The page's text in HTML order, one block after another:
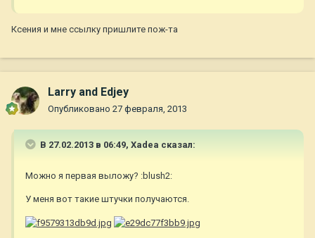
Ксения и мне ссылку пришлите пож-та
Larry and Edjey
Опубликовано 27 февраля, 2013
В 27.02.2013 в 06:49, Xadea сказал:
Можно я первая выложу? :blush2:
У меня вот такие штучки получаются.